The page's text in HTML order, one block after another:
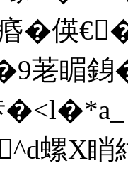
�偀
睸銵
�<
螺X